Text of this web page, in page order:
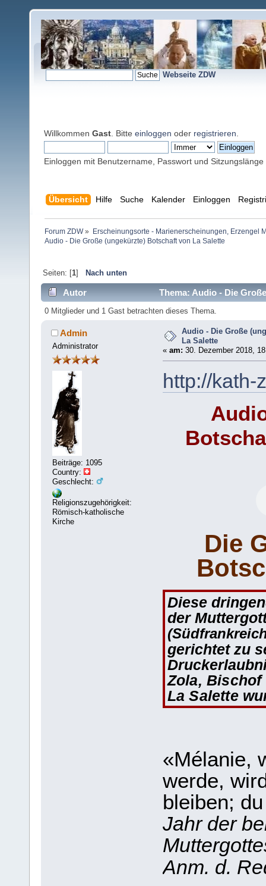
Webseite ZDW
Willkommen Gast . Bitte einloggen oder registrieren
Einloggen mit Benutzername, Passwort und Sitzungslänge
Übersicht Hilfe Suche Kalender Einloggen
Forum ZDW»
Erscheinungsorte - Marienerscheinungen, Erzengel
Audio - Die Große (ungekürzte) Botschaft von La Salette
Seiten: [1] Nach unten
Autor Thema: Audio - Die
0 Mitglieder und 1 Gast betrachten dieses Thema.
Admin
Administrator
Beiträge: 1095
Country:
Geschlecht:
Religionszugehörigkeit:
Römisch-katholische
Kirche
Audio - Die Große
La Salette
« am: 30. Dezember 2018,
http://kath-
Die
Diese
der
gerichtet zu
Zola, Bischof
La Salette
«Mélanie,
werde,
bleiben;
Jahr der
Anm. d.